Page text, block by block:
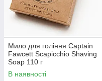
Мило для гоління Captain
Fawcett Scapicchio Shaving
Soap 110 г
В наявності